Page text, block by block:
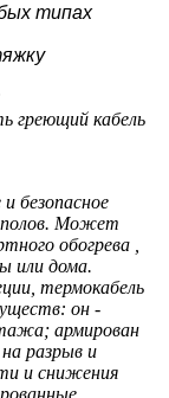
типах
греющий кабель
безопасное
полов. Может
обогрева ,
или дома.
термокабель
он -
армирован
разрыв и
и снижения